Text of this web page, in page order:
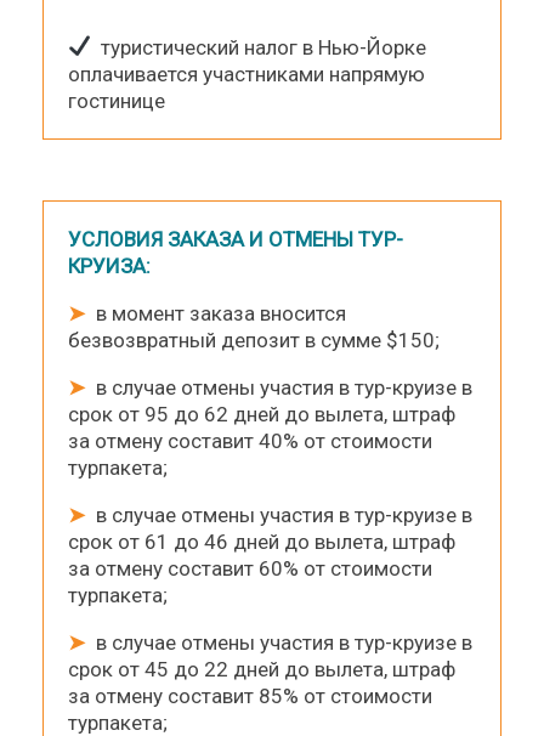
туристический налог в Нью-Йорке
оплачивается участниками напрямую
гостинице
УСЛОВИЯ ЗАКАЗА И ОТМЕНЫ ТУР-
КРУИЗА:
➤в момент заказа вносится
безвозвратный депозит в сумме $150;
➤в случае отмены участия в тур-круизе в
срок от 95 до 62 дней до вылета, штраф
за отмену составит 40% от стоимости
турпакета;
➤в случае отмены участия в тур-круизе в
срок от 61 до 46 дней до вылета, штраф
за отмену составит 60% от стоимости
турпакета;
➤в случае отмены участия в тур-круизе в
срок от 45 до 22 дней до вылета, штраф
за отмену составит 85% от стоимости
турпакета;